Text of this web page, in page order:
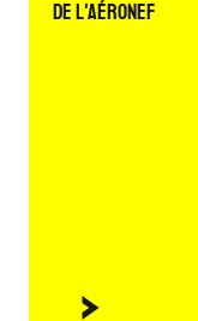
de L'Aéronef